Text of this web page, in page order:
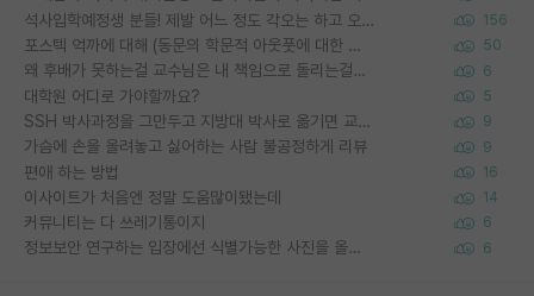
석사입학예정생 분들! 제발 어느 정도 각오는 하고 오세요. 156
포스텍 억까에 대해 (동문의 학문적 아웃풋에 대한 반박) 50
왜 후배가 못하는걸 교수님은 내 책임으로 돌리는걸까요? 6
대학원 어디로 가야할까요? 5
SSH 박사과정을 그만두고 지방대 박사로 옮기면 교수의 꿈은 끝일까요? 9
가슴에 손을 올려놓고 싫어하는 사람 불공정하게 리뷰 9
편애 하는 방법 16
이사이트가 처음엔 정말 도움많이됐는데 14
커뮤니티는 다 쓰레기통이지 6
정보보안 연구하는 입장에선 식별가능한 사진을 올리는건 비추이긴함 6